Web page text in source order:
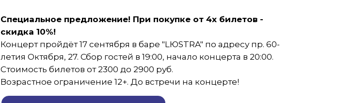
Специальное предложение! При покупке от 4х билетов -
скидка 10%!
Концерт пройдёт 17 сентября в баре "LЮSTRA" по адресу пр. 60-
летия Октября, 27. Сбор гостей в 19:00, начало концерта в 20:00.
Стоимость билетов от 2300 до 2900 руб.
Возрастное ограничение 12+. До встречи на концерте!